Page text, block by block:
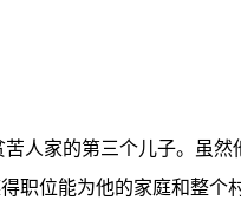
人家的第三个儿子。虽
职位能为他的家庭和整